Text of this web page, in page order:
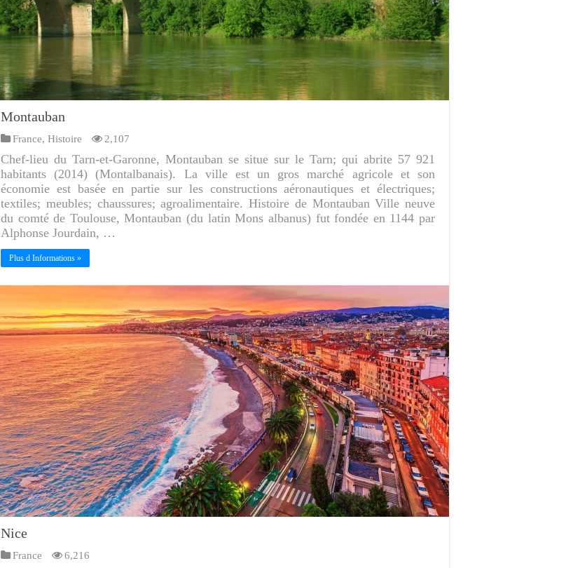
Montauban
France, Histoire 2,107
Chef-lieu du Tarn-et-Garonne, Montauban se situe sur le Tarn; qui abrite 57 921
habitants (2014) (Montalbanais). La ville est un gros marché agricole et son
économie est basée en partie sur les constructions aéronautiques et électriques;
textiles; meubles; chaussures; agroalimentaire. Histoire de Montauban Ville neuve
du comté de Toulouse, Montauban (du latin Mons albanus) fut fondée en 1144 par
Alphonse Jourdain, …
Plus d Informations »
Nice
France 6,216